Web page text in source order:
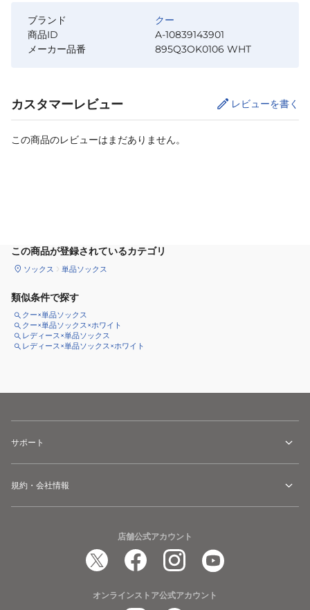
ブランド
クー
商品ID
A-10839143901
メーカー品番
895Q3OK0106 WHT
カスタマーレビュー レビューを書く
この商品のレビューはまだありません。
この商品が登録されているカテゴリ
ソックス 単品ソックス
類似条件で探す
クー×単品ソックス
クー×単品ソックス×ホワイト
レディース×単品ソックス
レディース×単品ソックス×ホワイト
サポート
規約・会社情報
店舗公式アカウント
オンラインストア公式アカウント